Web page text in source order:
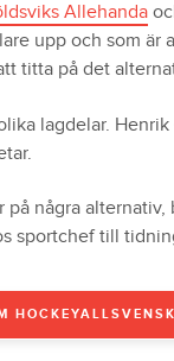
Allehanda
upp och som är
titta på det
lagdelar. Henrik
några alternativ,
sportchef till